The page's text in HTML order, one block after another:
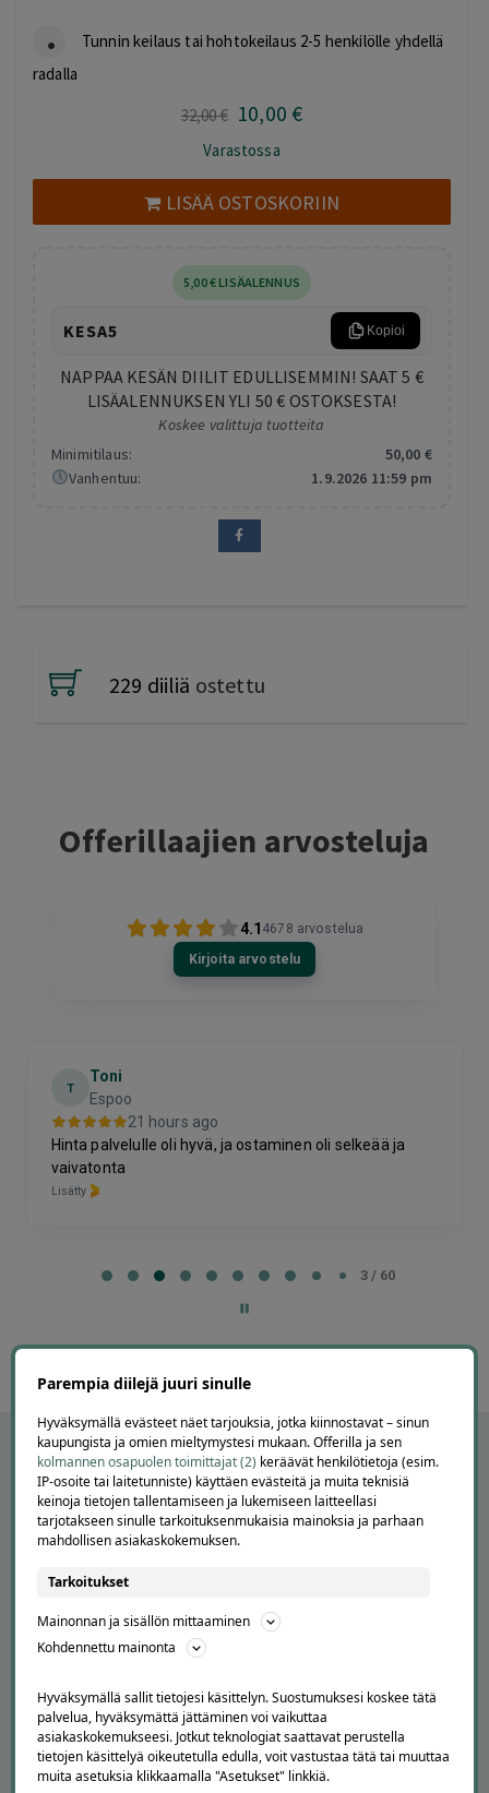
Tunnin keilaus tai hohtokeilaus 2-5 henkilölle yhdellä
radalla
32,00€ Alkuperäinen
oli:
32,00 €.
10,00 €Nykyinen
10,00 €.
Varastossa
LISÄÄ OSTOSKORIIN
5 ,00€LISÄALENNUS
KESA5 Kopioi
NAPPAA KESÄN DIILIT EDULLISEMMIN! SAAT 5 €
LISÄALENNUKSEN YLI 50 € OSTOKSESTA!
Koskee valittuja tuotteita
Minimitilaus:
50,00 €
Vanhentuu:
1.9.2026 11:59 pm
229 diiliä ostettu
Offerillaajien arvosteluja
4.1 4678 arvostelua
Kirjoita arvostelu
T
Toni
Espoo
21 hours ago
Hinta palvelulle oli hyvä, ja ostaminen oli selkeää ja
vaivatonta
Lisätty
3 / 60
APUA JA NEUVOJA
Asiakaspalvelu
Kuinka Offerilla toimii
Usein kysytyt kysymykset
Suosittele Offerillaa
Parempia diilejä juuri sinulle
Hyväksymällä evästeet näet tarjouksia, jotka kiinnostavat – sinun
kaupungista ja omien mieltymystesi mukaan. Offerilla ja sen
kolmannen osapuolen toimittajat (2) keräävät henkilötietoja (esim.
IP-osoite tai laitetunniste) käyttäen evästeitä ja muita teknisiä
keinoja tietojen tallentamiseen ja lukemiseen laitteellasi
tarjotakseen sinulle tarkoituksenmukaisia mainoksia ja parhaan
mahdollisen asiakaskokemuksen.
Tarkoitukset
Mainonnan ja sisällön mittaaminen
Kohdennettu mainonta
Hyväksymällä sallit tietojesi käsittelyn. Suostumuksesi koskee tätä
palvelua, hyväksymättä jättäminen voi vaikuttaa
asiakaskokemukseesi. Jotkut teknologiat saattavat perustella
tietojen käsittelyä oikeutetulla edulla, voit vastustaa tätä tai muuttaa
muita asetuksia klikkaamalla "Asetukset" linkkiä.